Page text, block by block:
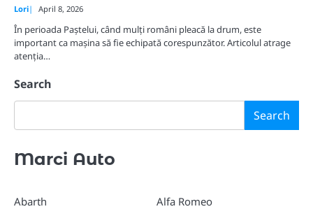
Lori April 8, 2026
În perioada Paștelui, când mulți români pleacă la drum, este
important ca mașina să fie echipată corespunzător. Articolul atrage
atenția…
Search
Search
Marci Auto
Abarth
Alfa Romeo